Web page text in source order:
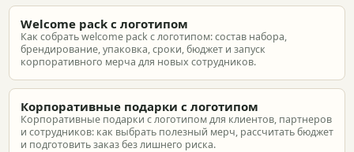
Welcome pack с логотипом
Как собрать welcome pack с логотипом: состав набора,
брендирование, упаковка, сроки, бюджет и запуск
корпоративного мерча для новых сотрудников.
Корпоративные подарки с логотипом
Корпоративные подарки с логотипом для клиентов, партнеров
и сотрудников: как выбрать полезный мерч, рассчитать бюджет
и подготовить заказ без лишнего риска.